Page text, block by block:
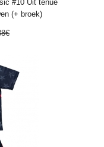
#10 Uit tenue
(+ broek)